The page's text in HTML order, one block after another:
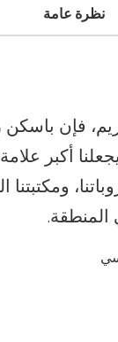
نظرة عامة
أكبر